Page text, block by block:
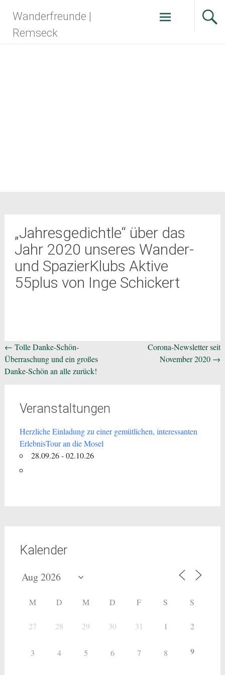
Inhalt
springen
Wanderfreunde |
Remseck
„Jahresgedichtle“ über das
Jahr 2020 unseres Wander-
und SpazierKlubs Aktive
55plus von Inge Schickert
Beitragsnavigation
← Tolle Danke-Schön-
Überraschung und ein großes
Danke-Schön an alle zurück!
Corona-Newsletter seit
November 2020 →
Veranstaltungen
Herzliche Einladung zu einer gemütlichen, interessanten
ErlebnisTour an die Mosel
28.09.26 - 02.10.26
Kalender
M D M D F S S
27 28 29 30 31 1 2
3 4 5 6 7 8 9